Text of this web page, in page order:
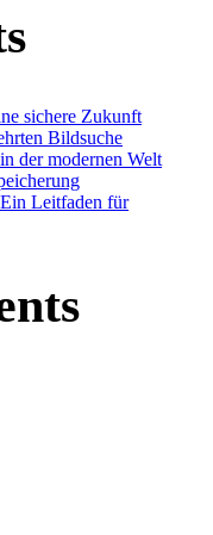
sichere Zukunft
Bildsuche
der modernen Welt
Leitfaden für